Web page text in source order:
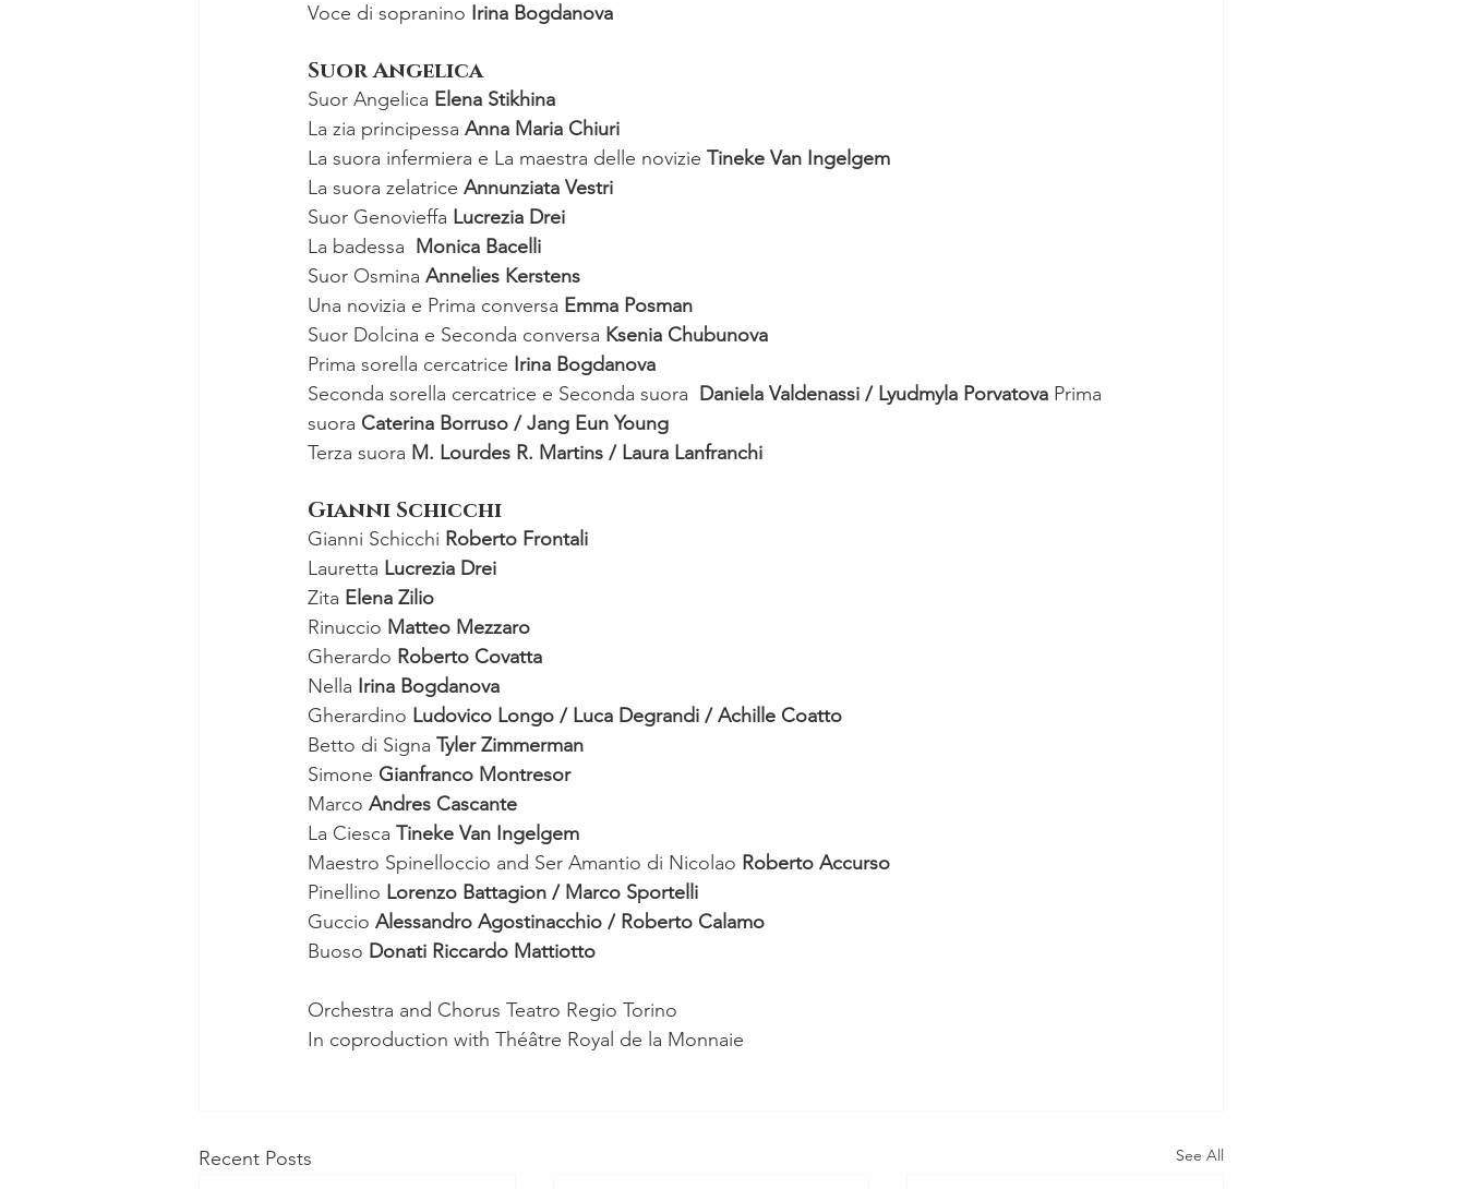
Voce di sopranino Irina Bogdanova
Suor Angelica
Suor Angelica Elena Stikhina
La zia principessa Anna Maria Chiuri
La suora infermiera e La maestra delle novizie Tineke Van Ingelgem
La suora zelatrice Annunziata Vestri
Suor Genovieffa Lucrezia Drei
La badessa Monica Bacelli
Suor Osmina Annelies Kerstens
Una novizia e Prima conversa Emma Posman
Suor Dolcina e Seconda conversa Ksenia Chubunova
Prima sorella cercatrice Irina Bogdanova
Seconda sorella cercatrice e Seconda suora Daniela Valdenassi / Lyudmyla Porvatova Prima
suora Caterina Borruso / Jang Eun Young
Terza suora M. Lourdes R. Martins / Laura Lanfranchi
Gianni Schicchi
Gianni Schicchi Roberto Frontali
Lauretta Lucrezia Drei
Zita Elena Zilio
Rinuccio Matteo Mezzaro
Gherardo Roberto Covatta
Nella Irina Bogdanova
Gherardino Ludovico Longo / Luca Degrandi / Achille Coatto
Betto di Signa Tyler Zimmerman
Simone Gianfranco Montresor
Marco Andres Cascante
La Ciesca Tineke Van Ingelgem
Maestro Spinelloccio and Ser Amantio di Nicolao Roberto Accurso
Pinellino Lorenzo Battagion / Marco Sportelli
Guccio Alessandro Agostinacchio / Roberto Calamo
Buoso Donati Riccardo Mattiotto
Orchestra and Chorus Teatro Regio Torino
In coproduction with Théâtre Royal de la Monnaie
Recent Posts See All